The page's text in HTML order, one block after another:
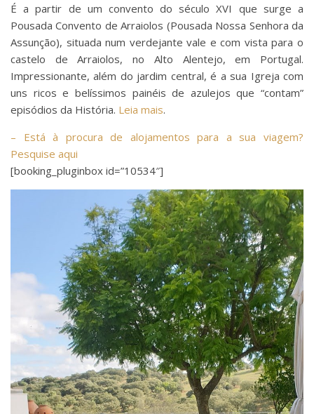
É a partir de um convento do século XVI que surge a
Pousada Convento de Arraiolos (Pousada Nossa Senhora da
Assunção), situada num verdejante vale e com vista para o
castelo de Arraiolos, no Alto Alentejo, em Portugal.
Impressionante, além do jardim central, é a sua Igreja com
uns ricos e belíssimos painéis de azulejos que “contam”
episódios da História. Leia mais.
– Está à procura de alojamentos para a sua viagem?
Pesquise aqui
[booking_pluginbox id=”10534″]